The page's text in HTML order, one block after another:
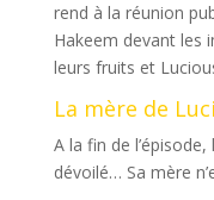
rend à la réunion
Hakeem devant les
leurs fruits et
La mère de
A la fin de
dévoilé… Sa mère